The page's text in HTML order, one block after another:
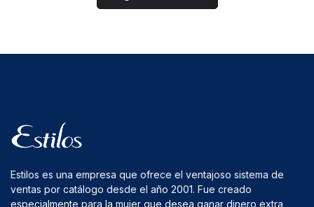
Estilos es una empresa que ofrece el ventajoso sistema de
ventas por catálogo desde el año 2001. Fue creado
especialmente para la mujer que desea ganar dinero extra